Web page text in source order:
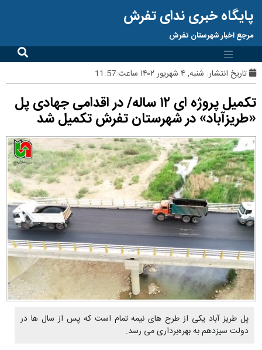
پایگاه خبری ندای تفرش
مرجع اخبار شهرستان تفرش
تاریخ انتشار: شنبه, ۴ شهریور ۱۴۰۲ ساعت:11:57
تکمیل پروژه ای ۱۲ ساله/ در اقدامی جهادی پل
«طریزآباد» در شهرستان تفرش تکمیل شد
پل طریز آباد یکی از طرح های نیمه تمام است که پس از سال ها در
دولت سیزدهم به بهره‌برداری می رسد.